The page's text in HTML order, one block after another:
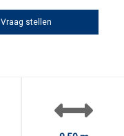
Vraag stellen